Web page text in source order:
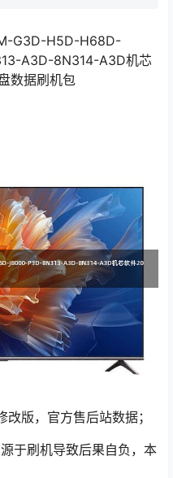
G3D-H5D-H68D-
A3D-8N314-A3D机芯
数据刷机包
改版，官方售后站数据；
于刷机导致后果自负，本